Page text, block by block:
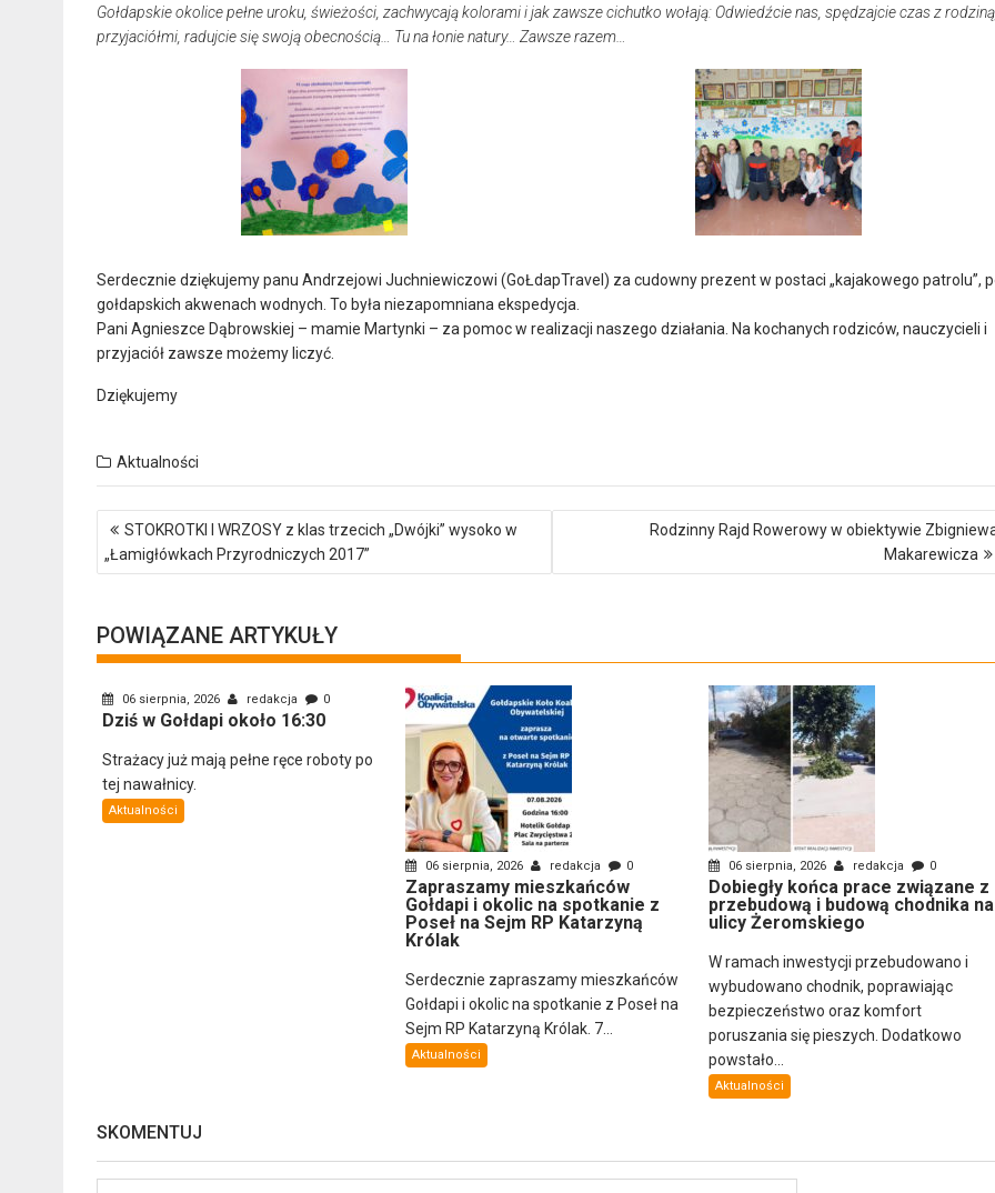
Gołdapskie okolice pełne uroku, świeżości, zachwycają kolorami i jak zawsze cichutko wołają: Odwiedźcie nas, spędzajcie czas z
przyjaciółmi, radujcie się swoją obecnością… Tu na łonie natury… Zawsze razem…
Serdecznie dziękujemy panu Andrzejowi Juchniewiczowi (GoŁdapTravel) za cudowny prezent w postaci „kajakowego patrolu”,
gołdapskich akwenach wodnych. To była niezapomniana ekspedycja.
Pani Agnieszce Dąbrowskiej – mamie Martynki – za pomoc w realizacji naszego działania. Na kochanych rodziców, nauczycieli i
przyjaciół zawsze możemy liczyć.
Dziękujemy
Aktualności
Nawigacja
wpisu
STOKROTKI I WRZOSY z klas trzecich „Dwójki” wysoko w
„Łamigłówkach Przyrodniczych 2017”
Rodzinny Rajd Rowerowy w obiektywie
Makarewicza
POWIĄZANE ARTYKUŁY
06 sierpnia, 2026 redakcja 0
Dziś w Gołdapi około 16:30
Strażacy już mają pełne ręce roboty po
tej nawałnicy.
Aktualności
06 sierpnia, 2026 redakcja 0
Zapraszamy mieszkańców
Gołdapi i okolic na spotkanie z
Poseł na Sejm RP Katarzyną
Królak
Serdecznie zapraszamy mieszkańców
Gołdapi i okolic na spotkanie z Poseł na
Sejm RP Katarzyną Królak. 7...
Aktualności
06 sierpnia, 2026 redakcja 0
Dobiegły końca prace związane z
przebudową i budową chodnika na
ulicy Żeromskiego
W ramach inwestycji przebudowano i
wybudowano chodnik, poprawiając
bezpieczeństwo oraz komfort
poruszania się pieszych. Dodatkowo
powstało...
Aktualności
SKOMENTUJ